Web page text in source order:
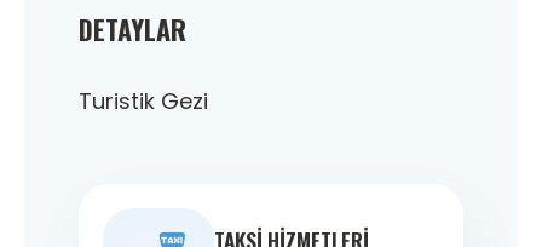
DETAYLAR
Turistik Gezi
TAKSI HIZMETLERI